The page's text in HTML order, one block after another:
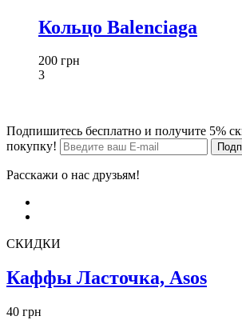
Кольцо Balenciaga
200 грн
3
Подпишитесь бесплатно и получите 5%
покупку!
Расскажи о нас друзьям!
СКИДКИ
Каффы Ласточка, Asos
40 грн